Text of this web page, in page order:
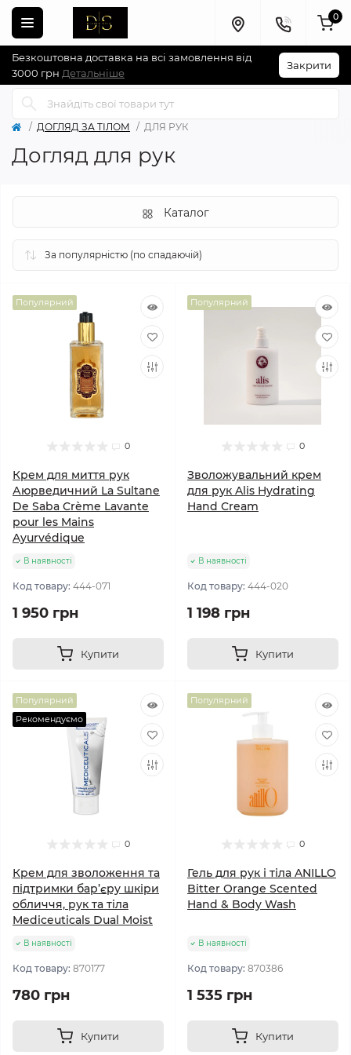
Безкоштовна доставка на всі замовлення від
3000 грн Детальніше
Закрити
0
ДОГЛЯД ЗА ТІЛОМ ДЛЯ РУК
Догляд для рук
Каталог
Популярний
0
Крем для миття рук
Аюрведичний La Sultane
De Saba Crème Lavante
pour les Mains
Ayurvédique
В наявності
Код товару: 444-071
1 950 грн
Купити
Популярний
0
Зволожувальний крем
для рук Alis Hydrating
Hand Cream
В наявності
Код товару: 444-020
1 198 грн
Купити
Популярний
Рекомендуємо
0
Крем для зволоження та
підтримки бар’єру шкіри
обличчя, рук та тіла
Mediceuticals Dual Moist
В наявності
Код товару: 870177
780 грн
Купити
Популярний
0
Гель для рук і тіла ANILLO
Bitter Orange Scented
Hand & Body Wash
В наявності
Код товару: 870386
1 535 грн
Купити